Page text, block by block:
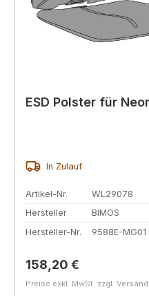
ESD Polster für
In Zulauf
Artikel-Nr.
WL29078
Hersteller
BIMOS
Hersteller-Nr.
9588E-MG01
Regulärer Preis:
158,20 €
Preise exkl. MwSt. zzgl.